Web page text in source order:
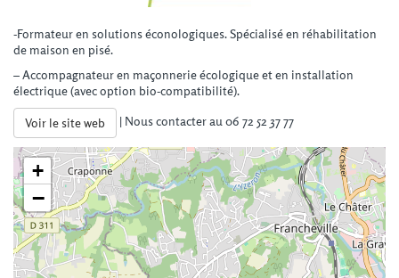
-Formateur en solutions éconologiques. Spécialisé en réhabilitation
de maison en pisé.
– Accompagnateur en maçonnerie écologique et en installation
électrique (avec option bio-compatibilité).
Voir le site web
| Nous contacter au 06 72 52 37 77
+
−